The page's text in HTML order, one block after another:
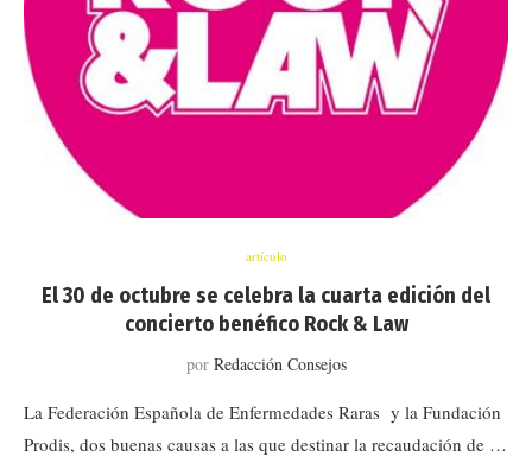
artículo
El 30 de octubre se celebra la cuarta edición del
concierto benéfico Rock & Law
por Redacción Consejos
La Federación Española de Enfermedades Raras y la Fundación
Prodis, dos buenas causas a las que destinar la recaudación de …